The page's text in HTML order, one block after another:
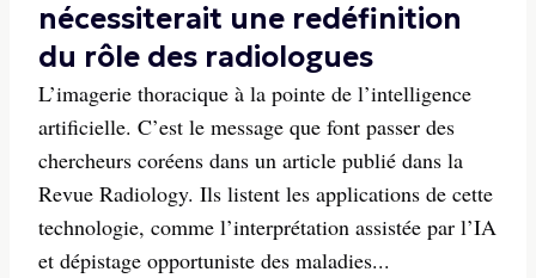
nécessiterait une redéfinition
du rôle des radiologues
L’imagerie thoracique à la pointe de l’intelligence
artificielle. C’est le message que font passer des
chercheurs coréens dans un article publié dans la
Revue Radiology. Ils listent les applications de cette
technologie, comme l’interprétation assistée par l’IA
et dépistage opportuniste des maladies...